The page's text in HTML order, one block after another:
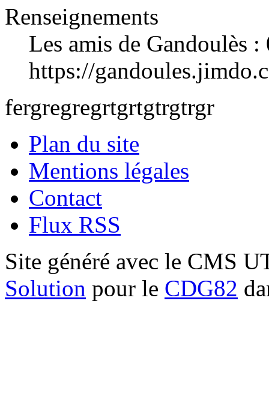
Renseignements
Les amis de Gandoulès
https://
fergregregrtgrtgtrgtrgr
Plan du site
Mentions légales
Contact
Flux RSS
Site généré avec le CMS
Solution pour le CDG82